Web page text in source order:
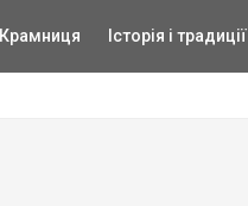
Крамниця Історія і традиції